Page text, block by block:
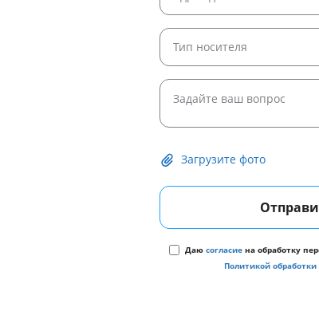
Загрузите фото
Даю согласие на обработку
Политикой